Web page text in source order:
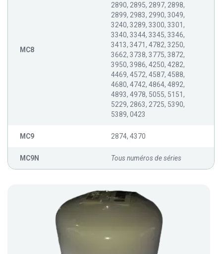
MC8
2890, 2895, 2897, 2898,
2899, 2983, 2990, 3049,
3240, 3289, 3300, 3301,
3340, 3344, 3345, 3346,
3413, 3471, 4782, 3250,
3662, 3738, 3775, 3872,
3950, 3986, 4250, 4282,
4469, 4572, 4587, 4588,
4680, 4742, 4864, 4892,
4893, 4978, 5055, 5151,
5229, 2863, 2725, 5390,
5389, 0423
MC9 2874, 4370
MC9N Tous numéros de séries